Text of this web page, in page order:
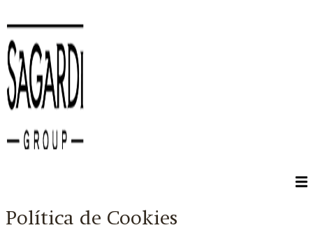
Política de Cookies